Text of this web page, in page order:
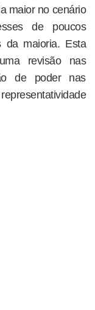
maior no cenário
de poucos
da maioria. Esta
revisão nas
de poder nas